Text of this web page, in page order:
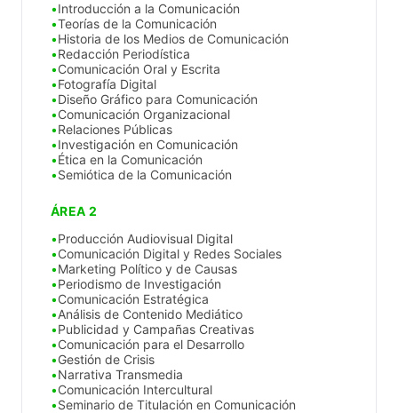
Introducción a la Comunicación
Teorías de la Comunicación
Historia de los Medios de Comunicación
Redacción Periodística
Comunicación Oral y Escrita
Fotografía Digital
Diseño Gráfico para Comunicación
Comunicación Organizacional
Relaciones Públicas
Investigación en Comunicación
Ética en la Comunicación
Semiótica de la Comunicación
ÁREA 2
Producción Audiovisual Digital
Comunicación Digital y Redes Sociales
Marketing Político y de Causas
Periodismo de Investigación
Comunicación Estratégica
Análisis de Contenido Mediático
Publicidad y Campañas Creativas
Comunicación para el Desarrollo
Gestión de Crisis
Narrativa Transmedia
Comunicación Intercultural
Seminario de Titulación en Comunicación